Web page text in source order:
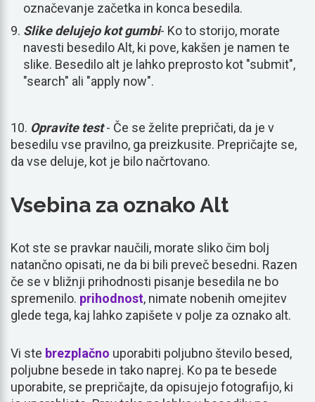
označevanje začetka in konca besedila.
Slike delujejo kot gumbi- Ko to storijo, morate
navesti besedilo Alt, ki pove, kakšen je namen te
slike. Besedilo alt je lahko preprosto kot "submit",
"search" ali "apply now".
10. Opravite test- Če se želite prepričati, da je v
besedilu vse pravilno, ga preizkusite. Prepričajte se,
da vse deluje, kot je bilo načrtovano.
Vsebina za oznako Alt
Kot ste se pravkar naučili, morate sliko čim bolj
natančno opisati, ne da bi bili preveč besedni. Razen
če se v bližnji prihodnosti pisanje besedila ne bo
spremenilo. prihodnost, nimate nobenih omejitev
glede tega, kaj lahko zapišete v polje za oznako alt.
Vi ste brezplačno uporabiti poljubno število besed,
poljubne besede in tako naprej. Ko pa te besede
uporabite, se prepričajte, da opisujejo fotografijo, ki